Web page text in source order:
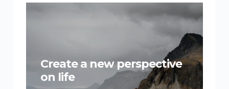
Create a new perspective
on life